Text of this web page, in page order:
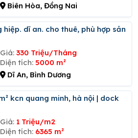
Biên Hòa, Đồng Nai
Giá: 330 Triệu/Tháng
Diện tích: 5000 m²
Dĩ An, Bình Dương
Giá: 1 Triệu/m2
Diện tích: 6365 m²